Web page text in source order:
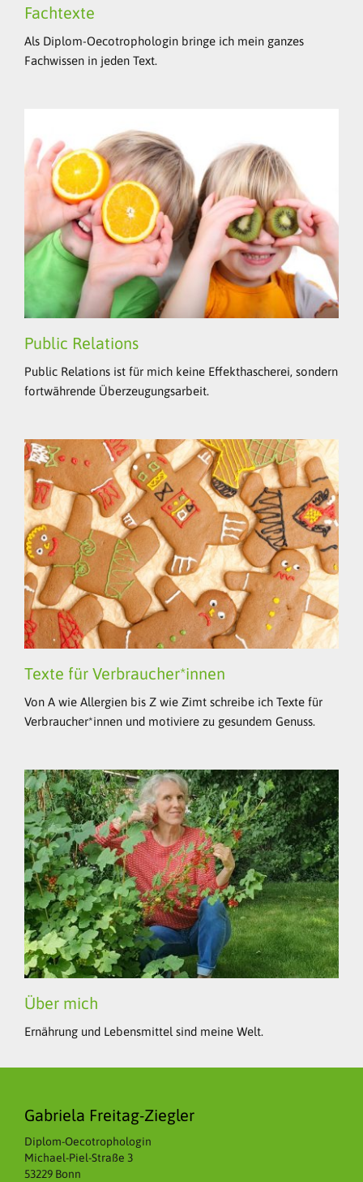
Fachtexte
Als Diplom-Oecotrophologin bringe ich mein ganzes
Fachwissen in jeden Text.
Public Relations
Public Relations ist für mich keine Effekthascherei, sondern
fortwährende Überzeugungsarbeit.
Texte für Verbraucher*innen
Von A wie Allergien bis Z wie Zimt schreibe ich Texte für
Verbraucher*innen und motiviere zu gesundem Genuss.
Über mich
Ernährung und Lebensmittel sind meine Welt.
Gabriela Freitag-Ziegler
Diplom-Oecotrophologin
Michael-Piel-Straße 3
53229 Bonn